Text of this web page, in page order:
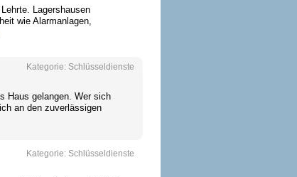
Lagershausen
wie Alarmanlagen,
Kategorie: Schlüsseldienste
Haus gelangen. Wer sich
an den zuverlässigen
Kategorie: Schlüsseldienste